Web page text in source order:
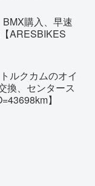
BMX購入、早速
ARESBIKES
ルクカムのオイ
換、センタース
】